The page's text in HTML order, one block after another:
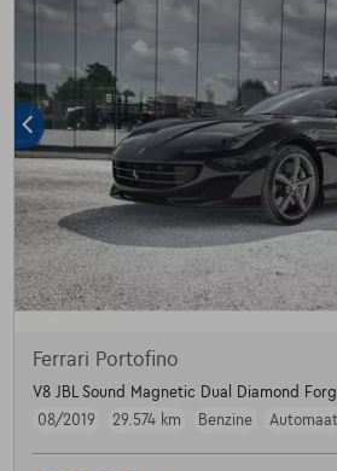
Ferrari Portofino
V8 JBL Sound Magnetic Dual Diamond
08/2019
29.574 km Benzine Automaat